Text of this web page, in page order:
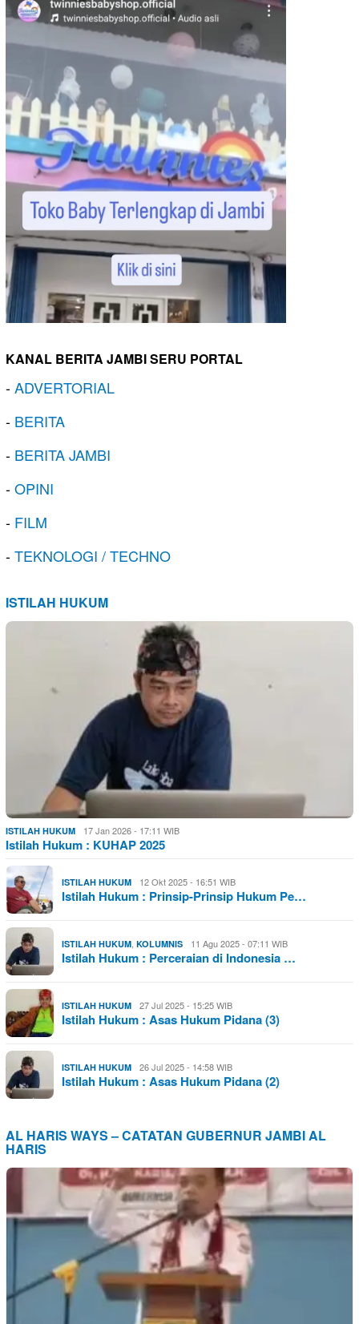
KANAL BERITA JAMBI SERU PORTAL
-ADVERTORIAL
- BERITA
- BERITA JAMBI
-OPINI
- FILM
-TEKNOLOGI / TECHNO
ISTILAH HUKUM
ISTILAH HUKUM 17 Jan 2026 - 17:11 WIB
Istilah Hukum : KUHAP 2025
ISTILAH HUKUM 12 Okt 2025 - 16:51 WIB
Istilah Hukum : Prinsip-Prinsip Hukum Pe…
ISTILAH HUKUM, KOLUMNIS 11 Agu 2025 - 07:11 WIB
Istilah Hukum : Perceraian di Indonesia …
ISTILAH HUKUM 27 Jul 2025 - 15:25 WIB
Istilah Hukum : Asas Hukum Pidana (3)
ISTILAH HUKUM 26 Jul 2025 - 14:58 WIB
Istilah Hukum : Asas Hukum Pidana (2)
AL HARIS WAYS – CATATAN GUBERNUR JAMBI AL
HARIS